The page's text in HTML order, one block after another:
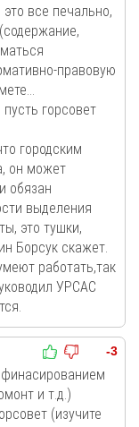
все печально,
правовую
горсовет
городским
он может
обязан
выделения
это тушки,
Борсук скажет.
работать,так
УРСАС
-3
финасированием
и т.д.)
(изучите